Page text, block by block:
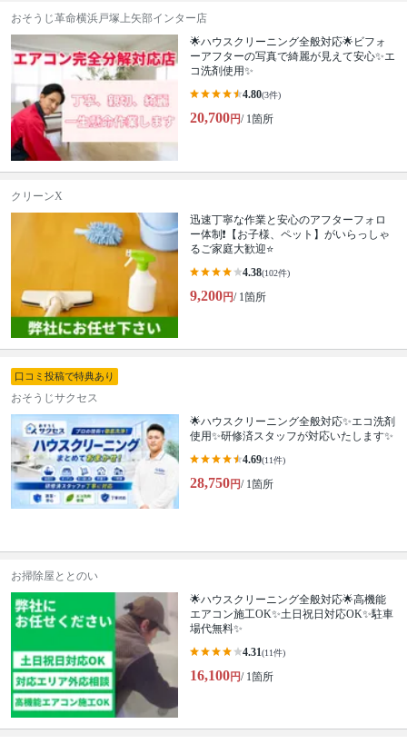
おそうじ革命横浜戸塚上矢部インター店
🌟ハウスクリーニング全般対応🌟ビフォ
ーアフターの写真で綺麗が見えて安心✨エ
コ洗剤使用✨
4.80(3件)
20,700円/ 1箇所
クリーンX
迅速丁寧な作業と安心のアフターフォロ
ー体制❗️【お子様、ペット】がいらっしゃ
るご家庭大歓迎⭐️
4.38(102件)
9,200円/ 1箇所
口コミ投稿で特典あり
おそうじサクセス
🌟ハウスクリーニング全般対応✨エコ洗剤
使用✨研修済スタッフが対応いたします✨
4.69(11件)
28,750円/ 1箇所
お掃除屋ととのい
🌟ハウスクリーニング全般対応🌟高機能
エアコン施工OK✨土日祝日対応OK✨駐車
場代無料✨
4.31(11件)
16,100円/ 1箇所